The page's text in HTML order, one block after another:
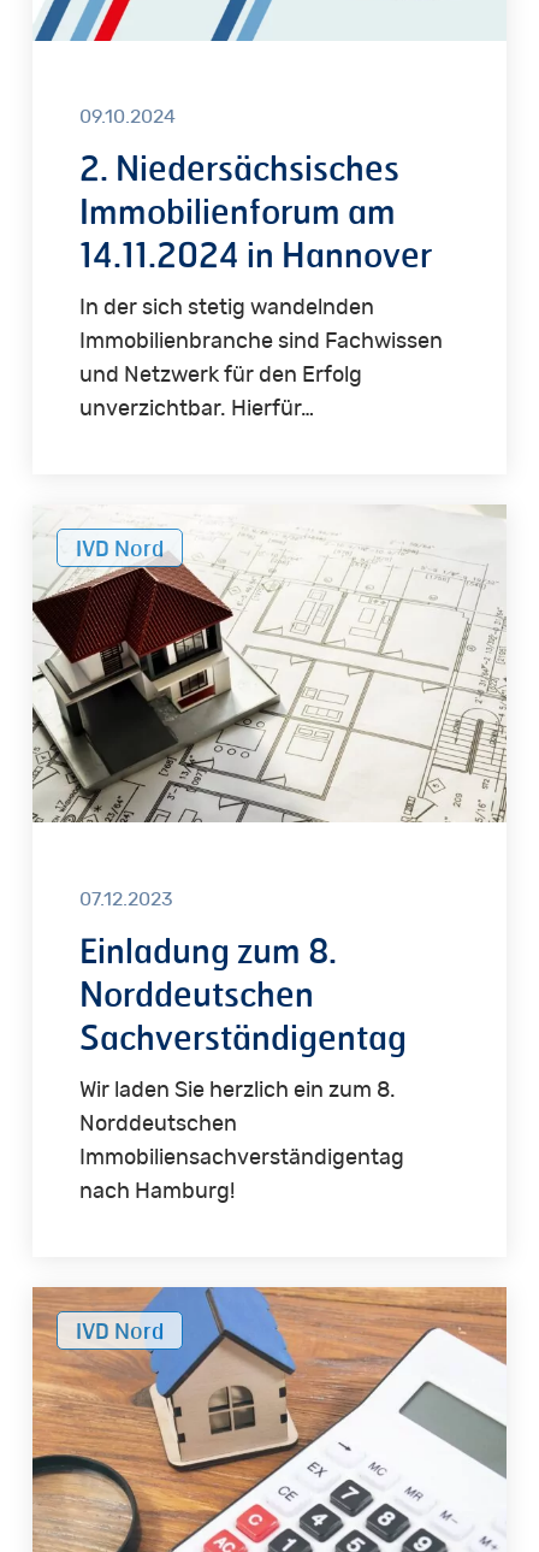
09.10.2024
2. Niedersächsisches
Immobilienforum am
14.11.2024 in Hannover
In der sich stetig wandelnden
Immobilienbranche sind Fachwissen
und Netzwerk für den Erfolg
unverzichtbar. Hierfür…
Einladung
8.
Norddeutschen
Sachverständigentag
IVD Nord
07.12.2023
Einladung zum 8.
Norddeutschen
Sachverständigentag
Wir laden Sie herzlich ein zum 8.
Norddeutschen
Immobiliensachverständigentag
nach Hamburg!
IVD
Nord
zur
Änderungen
der
Bewertung
von
Immobilien
IVD Nord